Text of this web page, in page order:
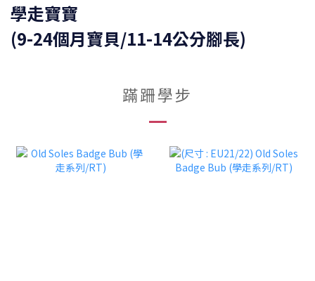
學走寶寶
(9-24個月寶貝/11-14公分腳長)
蹣跚學步